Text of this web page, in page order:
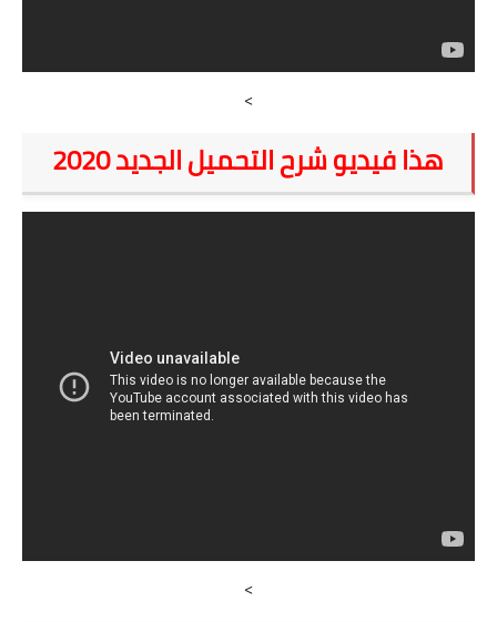
>
هذا فيديو شرح التحميل الجديد 2020
>